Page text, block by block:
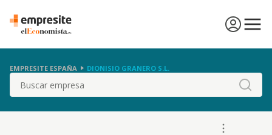
EMPRESITE ESPAÑA DIONISIO GRANERO S.L.
Buscar